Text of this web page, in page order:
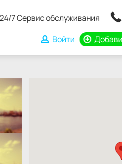
24/7 Сервис обслуживания
Войти